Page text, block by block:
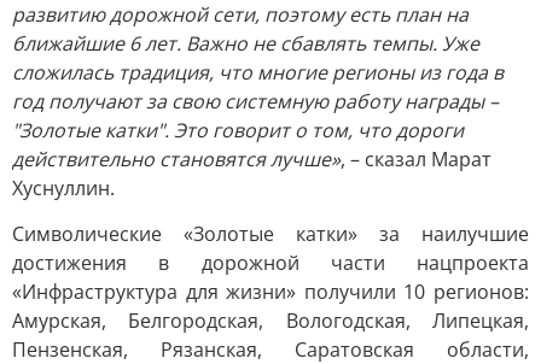
развитию дорожной сети, поэтому есть план на
ближайшие 6 лет. Важно не сбавлять темпы. Уже
сложилась традиция, что многие регионы из года в
год получают за свою системную работу награды –
"Золотые катки". Это говорит о том, что дороги
действительно становятся лучше», – сказал Марат
Хуснуллин.
Символические «Золотые катки» за наилучшие
достижения в дорожной части нацпроекта
«Инфраструктура для жизни» получили 10 регионов:
Амурская, Белгородская, Вологодская, Липецкая,
Пензенская, Рязанская, Саратовская области,